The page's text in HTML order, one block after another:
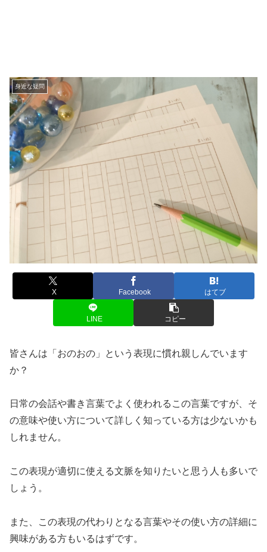
身近な疑問
X Facebook はてブ
LINE コピー
皆さんは「おのおの」という表現に慣れ親しんでいます
か？
日常の会話や書き言葉でよく使われるこの言葉ですが、そ
の意味や使い方について詳しく知っている方は少ないかも
しれません。
この表現が適切に使える文脈を知りたいと思う人も多いで
しょう。
また、この表現の代わりとなる言葉やその使い方の詳細に
興味がある方もいるはずです。